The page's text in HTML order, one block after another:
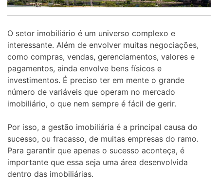
O setor imobiliário é um universo complexo e
interessante. Além de envolver muitas negociações,
como compras, vendas, gerenciamentos, valores e
pagamentos, ainda envolve bens físicos e
investimentos. É preciso ter em mente o grande
número de variáveis que operam no mercado
imobiliário, o que nem sempre é fácil de gerir.
Por isso, a gestão imobiliária é a principal causa do
sucesso, ou fracasso, de muitas empresas do ramo.
Para garantir que apenas o sucesso aconteça, é
importante que essa seja uma área desenvolvida
dentro das imobiliárias.